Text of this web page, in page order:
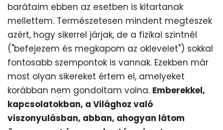
barátaim ebben az esetben is kitartanak
mellettem. Természetesen mindent megteszek
azért, hogy sikerrel járjak, de a fizikai szintnél
("befejezem és megkapom az oklevelet") sokkal
fontosabb szempontok is vannak. Ezekben már
most olyan sikereket értem el, amelyeket
korábban nem gondoltam volna. Emberekkel,
kapcsolatokban, a Világhoz való
viszonyulásban, abban, ahogyan látom